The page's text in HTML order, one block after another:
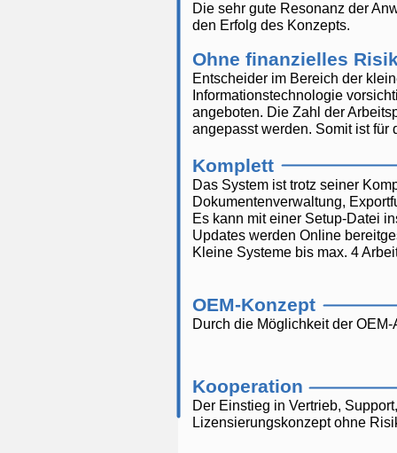
Die sehr gute Resonanz der
den Erfolg des Konzepts.
Ohne finanzielles
Entscheider im Bereich der
Informationstechnologie
angeboten. Die Zahl der
angepasst werden. Somit ist
Komplett
Das System ist trotz seiner
Dokumentenverwaltung,
Es kann mit einer Setup-Datei
Updates werden Online
Kleine Systeme bis max. 4
OEM-Konzept
Durch die Möglichkeit der
Kooperation
Der Einstieg in Vertrieb,
Lizensierungskonzept ohne